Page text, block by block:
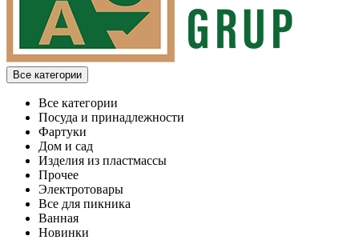
Все категории
Все категории
Посуда и принадлежности
Фартуки
Дом и сад
Изделия из пластмассы
Прочее
Электротовары
Все для пикника
Ванная
Новинки